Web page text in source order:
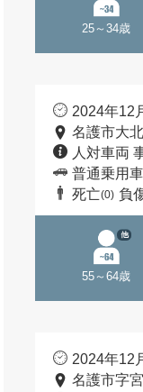
25～34歳
2024年12
名護市大
人対車両
普通乗用車
死亡(0) 負
55～64歳
他
2024年12
名護市字